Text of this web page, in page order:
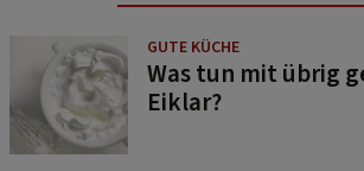
GUTE KÜCHE
Was tun mit übrig
Eiklar?